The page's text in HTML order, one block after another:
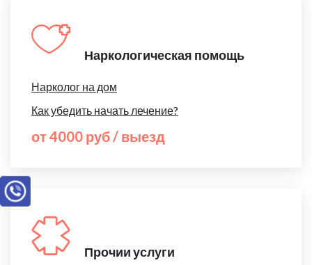
Наркологическая помощь
Нарколог на дом
Как убедить начать лечение?
от 4000 руб / выезд
Прочии услуги